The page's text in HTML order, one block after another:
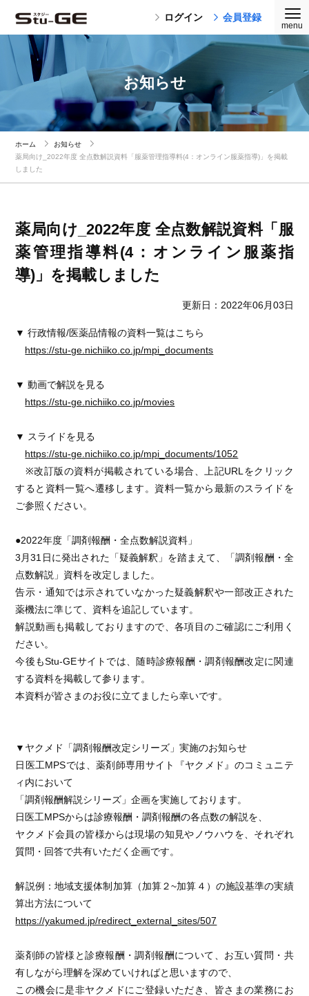
ログイン 会員登録
お知らせ
ホーム
お知らせ
薬局向け_2022年度 全点数解説資料「服薬管理指導料(4：オンライン服薬指導)」を掲載
しました
薬局向け_2022年度 全点数解説資料「服
薬管理指導料(4：オンライン服薬指
導)」を掲載しました
更新日：2022年06月03日
▼ 行政情報/医薬品情報の資料一覧はこちら
https://stu-ge.nichiiko.co.jp/mpi_documents
▼ 動画で解説を見る
https://stu-ge.nichiiko.co.jp/movies
▼ スライドを見る
https://stu-ge.nichiiko.co.jp/mpi_documents/1052
※改訂版の資料が掲載されている場合、上記URLをクリック
すると資料一覧へ遷移します。資料一覧から最新のスライドを
ご参照ください。
●2022年度「調剤報酬・全点数解説資料」
3月31日に発出された「疑義解釈」を踏まえて、「調剤報酬・全
点数解説」資料を改定しました。
告示・通知では示されていなかった疑義解釈や一部改正された
薬機法に準じて、資料を追記しています。
解説動画も掲載しておりますので、各項目のご確認にご利用く
ださい。
今後もStu-GEサイトでは、随時診療報酬・調剤報酬改定に関連
する資料を掲載して参ります。
本資料が皆さまのお役に立てましたら幸いです。
▼ヤクメド「調剤報酬改定シリーズ」実施のお知らせ
日医工MPSでは、薬剤師専用サイト『ヤクメド』のコミュニテ
ィ内において
「調剤報酬解説シリーズ」企画を実施しております。
日医工MPSからは診療報酬・調剤報酬の各点数の解説を、
ヤクメド会員の皆様からは現場の知見やノウハウを、それぞれ
質問・回答で共有いただく企画です。
解説例：地域支援体制加算（加算２~加算４）の施設基準の実績
算出方法について
https://yakumed.jp/redirect_external_sites/507
薬剤師の皆様と診療報酬・調剤報酬について、お互い質問・共
有しながら理解を深めていければと思いますので、
この機会に是非ヤクメドにご登録いただき、皆さまの業務にお